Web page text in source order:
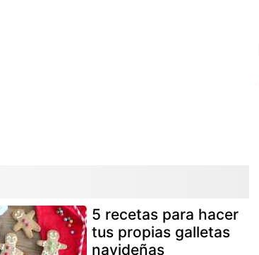
5 recetas para hacer
tus propias galletas
navideñas